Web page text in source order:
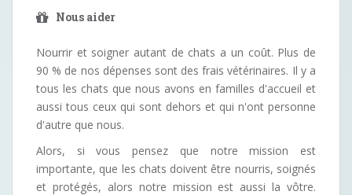
Nous aider
Nourrir et soigner autant de chats a un coût. Plus de
90 % de nos dépenses sont des frais vétérinaires. Il y a
tous les chats que nous avons en familles d'accueil et
aussi tous ceux qui sont dehors et qui n'ont personne
d'autre que nous.
Alors, si vous pensez que notre mission est
importante, que les chats doivent être nourris, soignés
et protégés, alors notre mission est aussi la vôtre.